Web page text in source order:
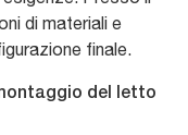
di materiali e
finale.
del letto